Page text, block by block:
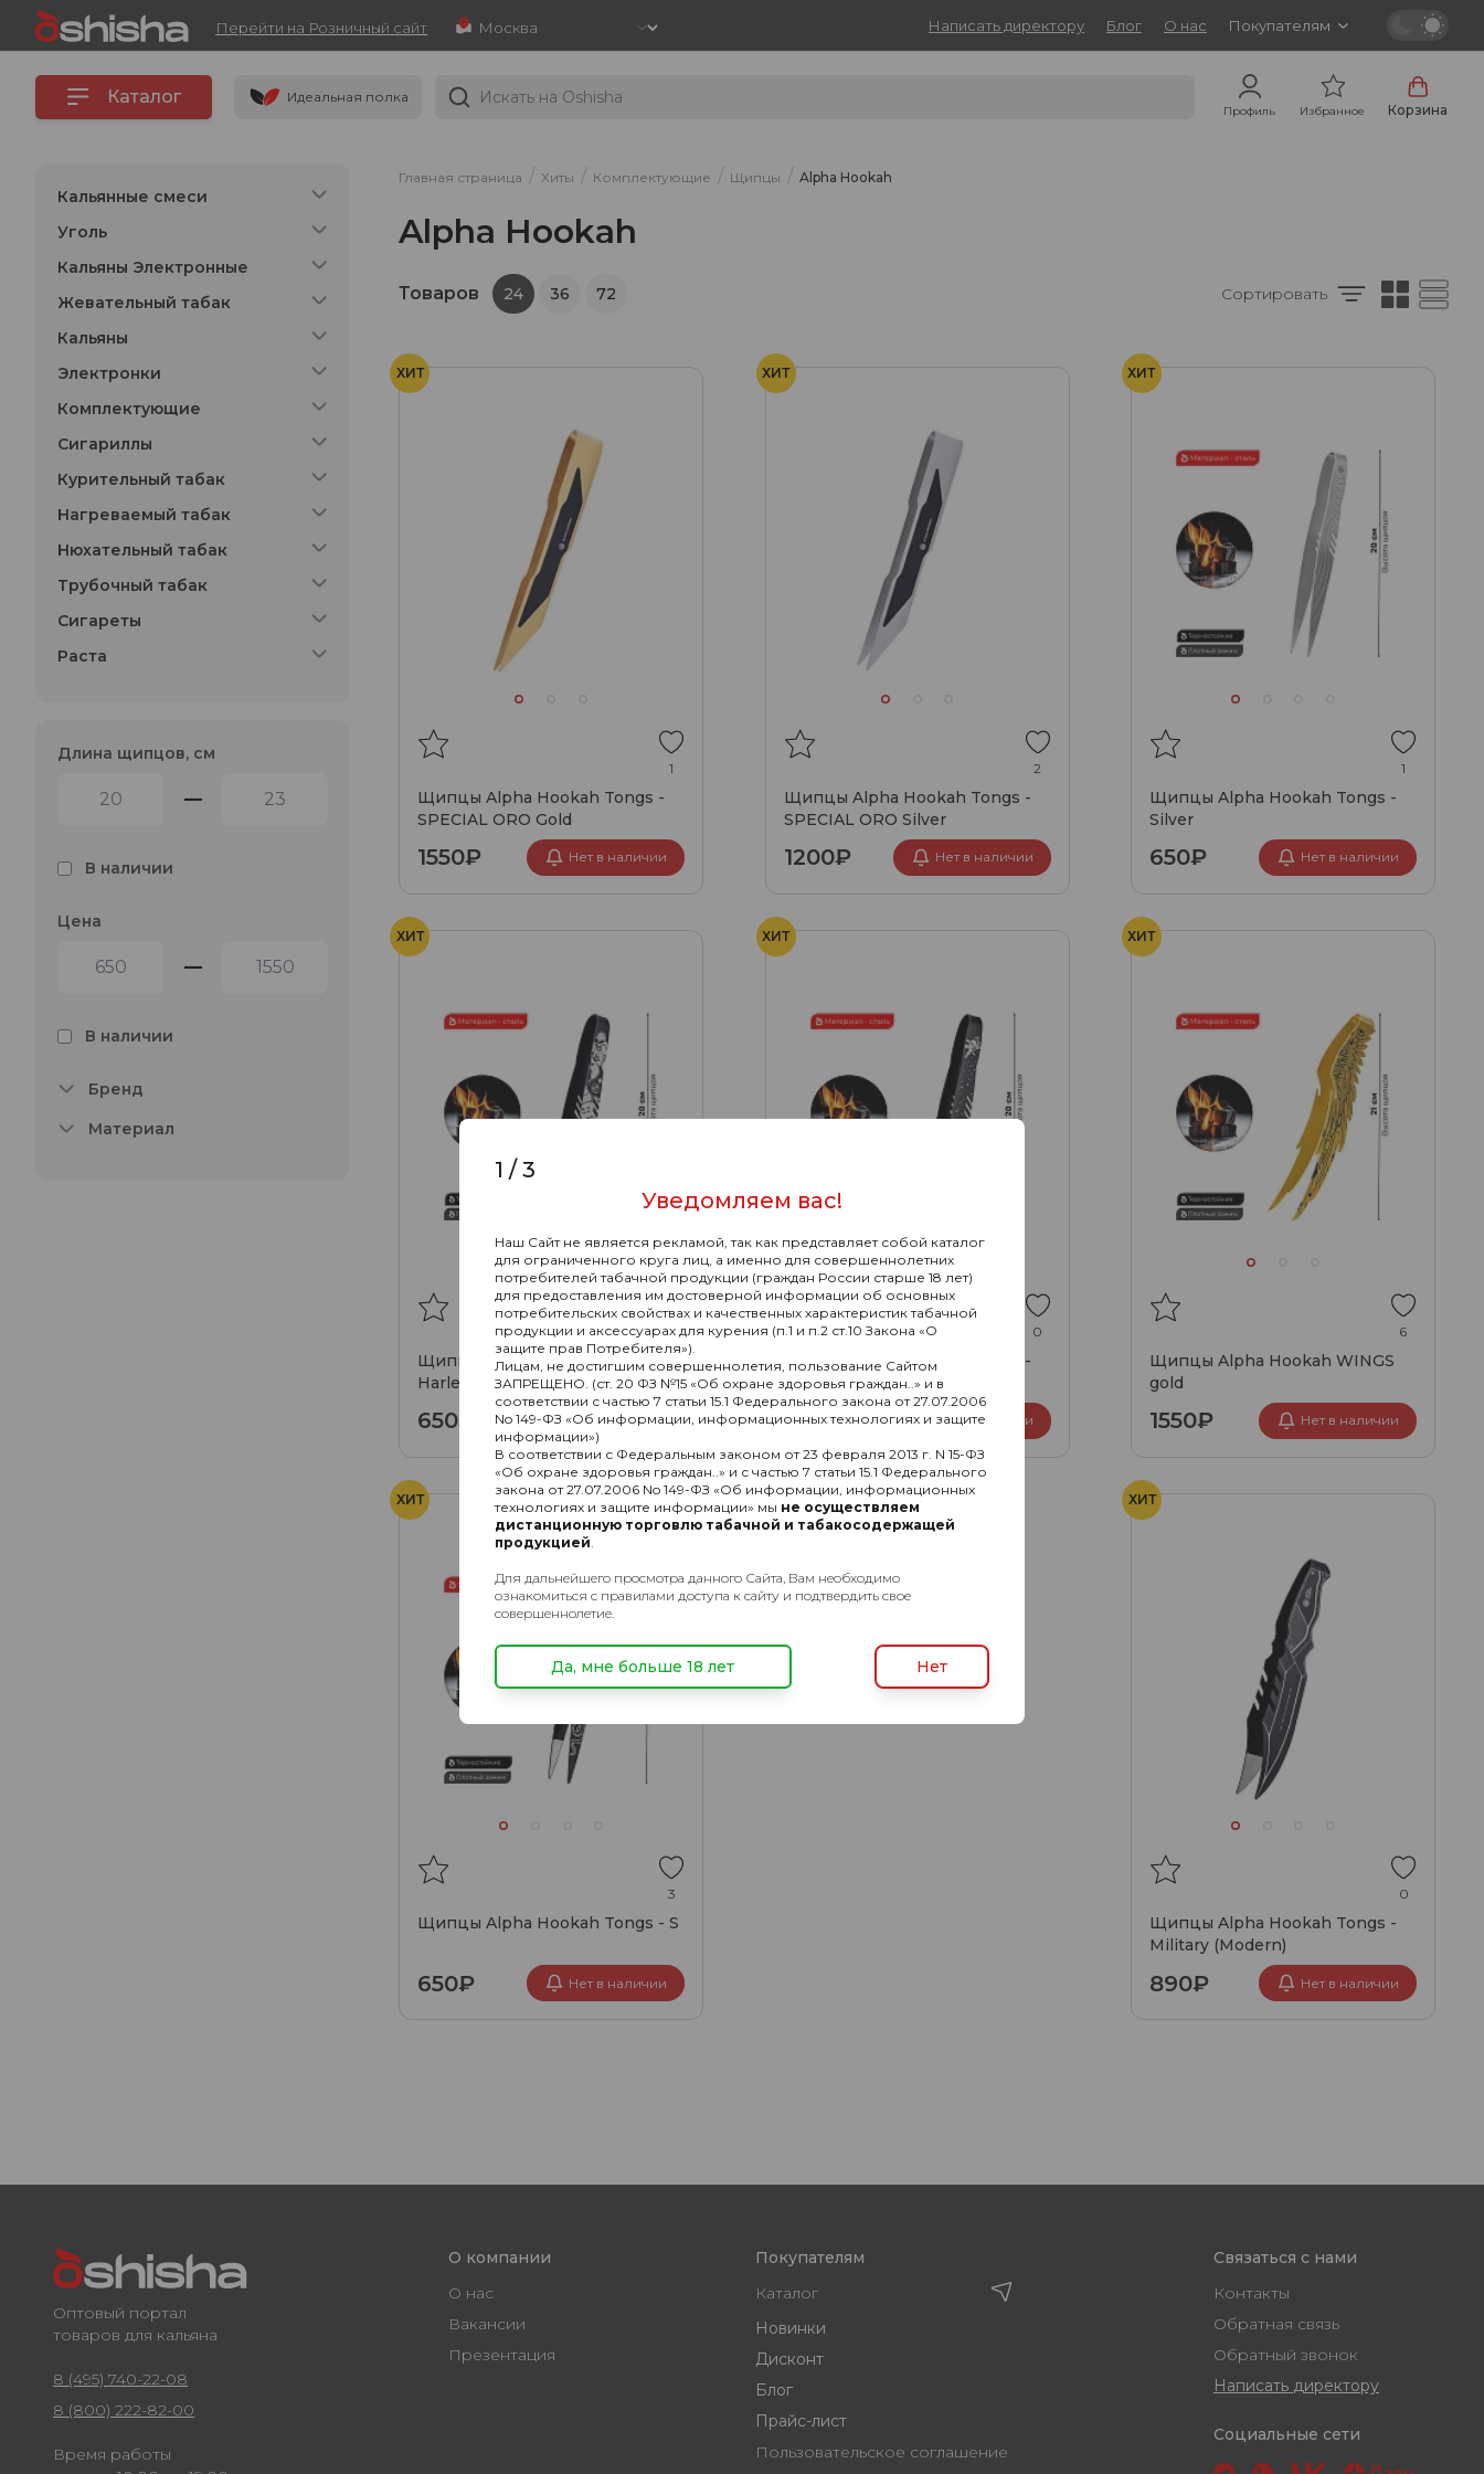
Перейти на Розничный сайт Написать директору Блог О нас Покупателям
Каталог Идеальная полка
Профиль Избранное Корзина
Кальянные смеси
Уголь
Кальяны Электронные
Жевательный табак
Кальяны
Электронки
Комплектующие
Сигариллы
Курительный табак
Нагреваемый табак
Нюхательный табак
Трубочный табак
Сигареты
Раста
Длина щипцов, см
—
В наличии
Цена
—
В наличии
Бренд
Материал
Главная страница / Хиты / Комплектующие / Щипцы / Alpha Hookah
Alpha Hookah
Товаров 24 36 72 Сортировать
ХИТ
1
Щипцы Alpha Hookah Tongs -
SPECIAL ORO Gold
1550₽ Нет в наличии
ХИТ
2
Щипцы Alpha Hookah Tongs -
SPECIAL ORO Silver
1200₽ Нет в наличии
ХИТ
1
Щипцы Alpha Hookah Tongs -
Silver
650₽ Нет в наличии
ХИТ
1
Щипцы Alpha Hookah Tongs -
Harley
650₽ Нет в наличии
ХИТ
0
Щипцы Alpha Hookah Tongs -
Houston
650₽ Нет в наличии
ХИТ
6
Щипцы Alpha Hookah WINGS
gold
1550₽ Нет в наличии
ХИТ
3
Щипцы Alpha Hookah Tongs - S
650₽ Нет в наличии
ХИТ
0
Щипцы Alpha Hookah Tongs -
Military (Modern)
890₽ Нет в наличии
Оптовый портал
товаров для кальяна
8 (495) 740-22-08
8 (800) 222-82-00
Время работы
О компании
О нас
Вакансии
Презентация
Покупателям
Каталог
Новинки
Дисконт
Блог
Прайс-лист
Пользовательское соглашение
Связаться с нами
Контакты
Обратная связь
Обратный звонок
Написать директору
Социальные сети
1 /3
Уведомляем вас!
Наш Сайт не является рекламой, так как представляет собой каталог
для ограниченного круга лиц, а именно для совершеннолетних
потребителей табачной продукции (граждан России старше 18 лет)
для предоставления им достоверной информации об основных
потребительских свойствах и качественных характеристик табачной
продукции и аксессуарах для курения (п.1 и п.2 ст.10 Закона «О
защите прав Потребителя»).
Лицам, не достигшим совершеннолетия, пользование Сайтом
ЗАПРЕЩЕНО. (ст. 20 ФЗ №15 «Об охране здоровья граждан..» и в
соответствии с частью 7 статьи 15.1 Федерального закона от 27.07.2006
No 149-ФЗ «Об информации, информационных технологиях и защите
информации»)
В соответствии с Федеральным законом от 23 февраля 2013 г. N 15-ФЗ
«Об охране здоровья граждан..» и с частью 7 статьи 15.1 Федерального
закона от 27.07.2006 No 149-ФЗ «Об информации, информационных
технологиях и защите информации» мы не осуществляем
дистанционную торговлю табачной и табакосодержащей
продукцией.
Для дальнейшего просмотра данного Сайта, Вам необходимо
ознакомиться с правилами доступа к сайту и подтвердить свое
совершеннолетие.
Да, мне больше 18 лет Нет